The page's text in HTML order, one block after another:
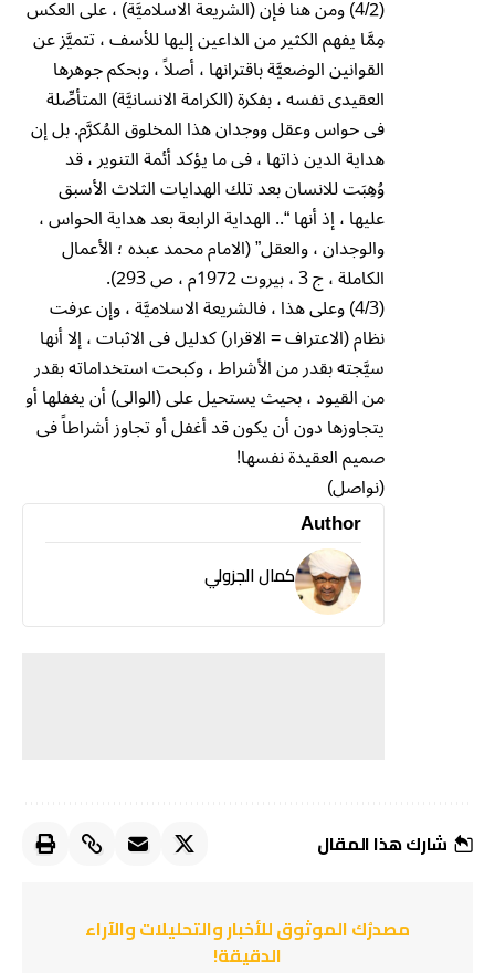
(4/2) ومن هنا فإن (الشريعة الاسلاميَّة) ، على العكس
مِمَّا يفهم الكثير من الداعين إليها للأسف ، تتميَّز عن
القوانين الوضعيَّة باقترانها ، أصلاً ، وبحكم جوهرها
العقيدى نفسه ، بفكرة (الكرامة الانسانيَّة) المتأصِّلة
فى حواس وعقل ووجدان هذا المخلوق المُكرَّم. بل إن
هداية الدين ذاتها ، فى ما يؤكد أئمة التنوير ، قد
وُهِبَت للانسان بعد تلك الهدايات الثلاث الأسبق
عليها ، إذ أنها “.. الهداية الرابعة بعد هداية الحواس ،
والوجدان ، والعقل” (الامام محمد عبده ؛ الأعمال
الكاملة ، ج 3 ، بيروت 1972م ، ص 293).
(4/3) وعلى هذا ، فالشريعة الاسلاميَّة ، وإن عرفت
نظام (الاعتراف = الاقرار) كدليل فى الاثبات ، إلا أنها
سيَّجته بقدر من الأشراط ، وكبحت استخداماته بقدر
من القيود ، بحيث يستحيل على (الوالى) أن يغفلها أو
يتجاوزها دون أن يكون قد أغفل أو تجاوز أشراطاً فى
صميم العقيدة نفسها!
(نواصل)
Author
كمال الجزولي
شارك هذا المقال
مصدرُك الموثوق للأخبار والتحليلات والآراء
الدقيقة!